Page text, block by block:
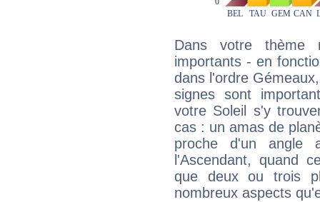
Dans votre thème
importants - en
dans l'ordre
signes sont
votre Soleil s'y
cas : un amas de
proche d'un
l'Ascendant, quand
que deux ou trois
nombreux aspects